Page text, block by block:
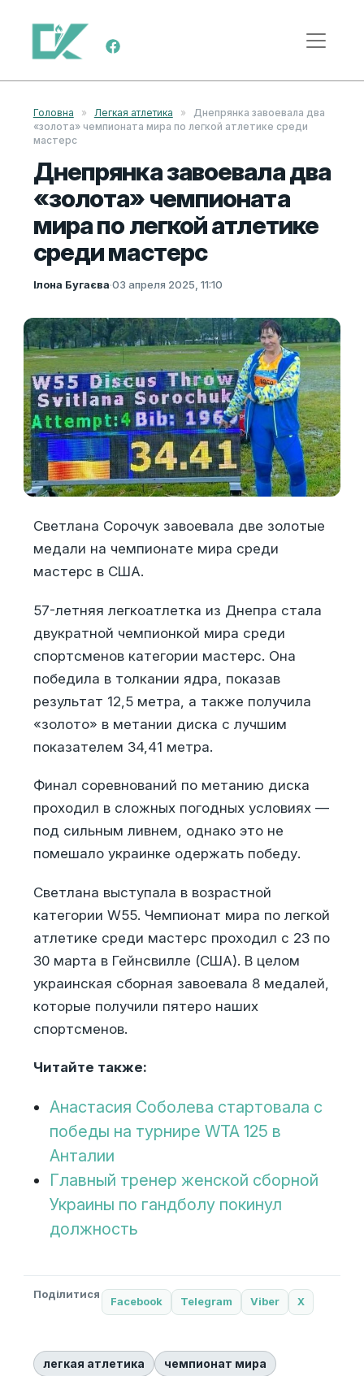
Перейти к содержимому
Меню навигации
Головна » Легкая атлетика »
Днепрянка завоевала два
«золота» чемпионата мира по легкой атлетике среди
мастерс
Днепрянка завоевала два
«золота» чемпионата
мира по легкой атлетике
среди мастерс
Ілона Бугаєва·03 апреля 2025, 11:10
Светлана Сорочук завоевала две золотые
медали на чемпионате мира среди
мастерс в США.
57-летняя легкоатлетка из Днепра стала
двукратной чемпионкой мира среди
спортсменов категории мастерс. Она
победила в толкании ядра, показав
результат 12,5 метра, а также получила
«золото» в метании диска с лучшим
показателем 34,41 метра.
Финал соревнований по метанию диска
проходил в сложных погодных условиях —
под сильным ливнем, однако это не
помешало украинке одержать победу.
Светлана выступала в возрастной
категории W55. Чемпионат мира по легкой
атлетике среди мастерс проходил с 23 по
30 марта в Гейнсвилле (США). В целом
украинская сборная завоевала 8 медалей,
которые получили пятеро наших
спортсменов.
Читайте также:
Анастасия Соболева стартовала с
победы на турнире WTA 125 в
Анталии
Главный тренер женской сборной
Украины по гандболу покинул
должность
Поділитися
Facebook Telegram Viber X
легкая атлетика чемпионат мира